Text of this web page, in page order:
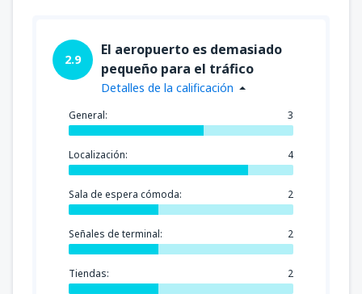
2.9
El aeropuerto es demasiado
pequeño para el tráfico
Detalles de la calificación
General: 3
Localización: 4
Sala de espera cómoda: 2
Señales de terminal: 2
Tiendas: 2